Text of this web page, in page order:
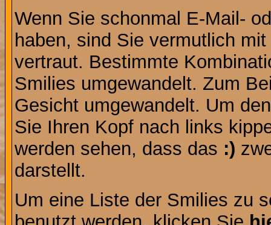
Wenn Sie schonmal E-Mail-
haben, sind Sie vermutlich
vertraut. Bestimmte
Smilies umgewandelt. Zum
Gesicht umgewandelt. Um
Sie Ihren Kopf nach links
werden sehen, dass das :)
darstellt.
Um eine Liste der Smilies zu